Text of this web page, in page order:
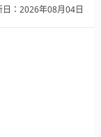
日：2026年08月04日